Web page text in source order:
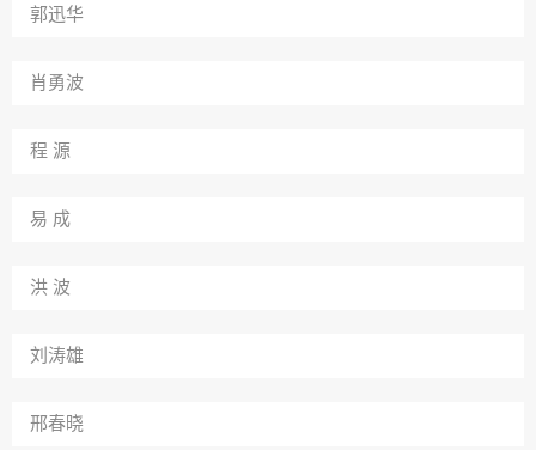
郭迅华
肖勇波
程 源
易 成
洪 波
刘涛雄
邢春晓